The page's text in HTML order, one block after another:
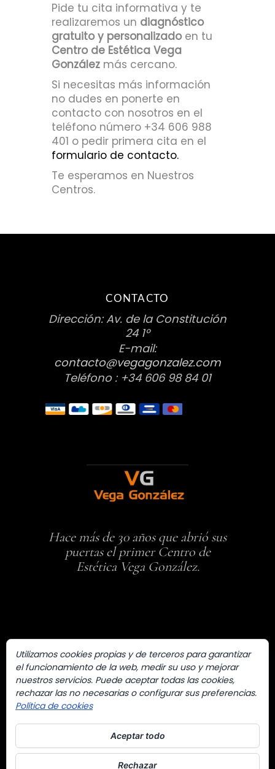
Pide tu cita informativa y te
realizaremos un diagnóstico
gratuito y personalizadoen tu
Centro de Estética Vega
González más cercano.
Si necesitas más información
no dudes en ponerte en
contacto con nosotros en el
teléfono número +34 606 988
401 o pedir primera cita en el
formulario de contacto.
Te esperamos en Nuestros
Centros.
CONTACTO
Dirección: Av. de la Constitución
24 1º
E-mail:
contacto@vegagonzalez.com
Teléfono : +34 606 98 84 01
Hace más de 30 años que abrió sus
puertas el primer Centro de
Estética Vega González.
MI CUENTA
Iniciar Sesión
Carrito
Condiciones de uso, pago y
devoluciones
Utilizamos cookies propias y de terceros para garantizar
el funcionamiento de la web, medir su uso y mejorar
nuestros servicios. Puede aceptar todas las cookies,
rechazar las no necesarias o configurar sus preferencias.
Política de cookies
Aceptar todo
Rechazar